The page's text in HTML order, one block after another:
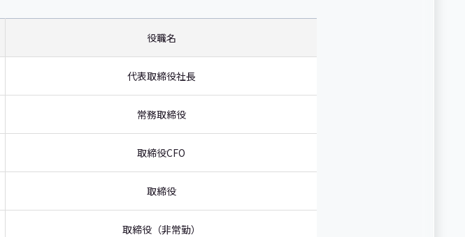
役職名
代表取締役社長
常務取締役
取締役CFO
取締役
取締役（非常勤）